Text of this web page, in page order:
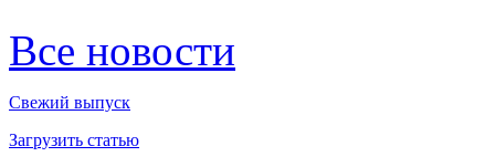
Все новости
Свежий выпуск
Загрузить статью